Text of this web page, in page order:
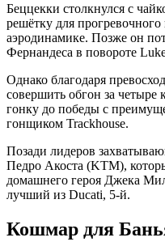
Беццекки столкнулся с
решётку для прогревочного
аэродинамике. Позже он
Фернандеса в повороте
Однако благодаря
совершить обгон за
гонку до победы с
гонщиком Trackhouse.
Позади лидеров
Педро Акоста (KTM),
домашнего героя Джека
лучший из Ducati, 5-й.
Кошмар для